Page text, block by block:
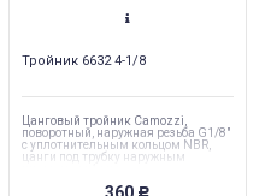
Тройник 6632 4-1/8
Цанговый тройник Camozzi,
поворотный, наружная резьба G1/8"
с уплотнительным кольцом NBR,
цанги под трубку наружным
Р